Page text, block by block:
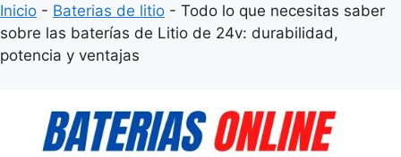
Inicio - Baterias de litio - Todo lo que necesitas saber
sobre las baterías de Litio de 24v: durabilidad,
potencia y ventajas
contenido